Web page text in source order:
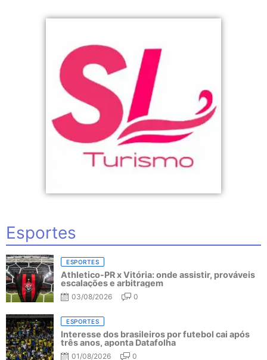
Esportes
ESPORTES
Athletico-PR x Vitória: onde assistir, prováveis
escalações e arbitragem
03/08/2026 0
ESPORTES
Interesse dos brasileiros por futebol cai após
três anos, aponta Datafolha
01/08/2026 0